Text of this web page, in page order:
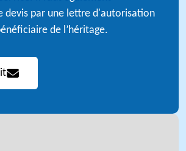
devis par une lettre d'autorisation
de l’héritage.